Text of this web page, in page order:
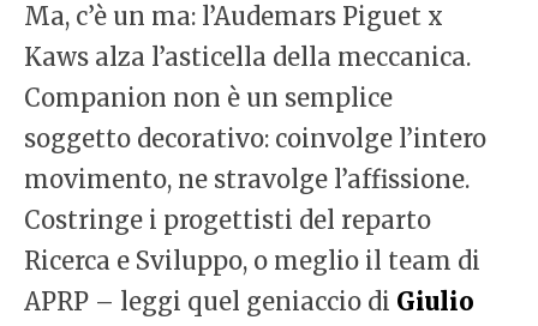
Ma, c’è un ma: l’Audemars Piguet x
Kaws alza l’asticella della meccanica.
Companion non è un semplice
soggetto decorativo: coinvolge l’intero
movimento, ne stravolge l’affissione.
Costringe i progettisti del reparto
Ricerca e Sviluppo, o meglio il team di
APRP – leggi quel geniaccio di Giulio